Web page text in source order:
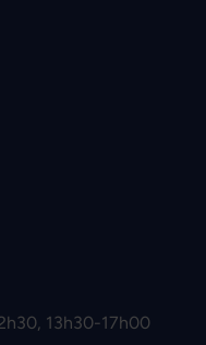
13h30-17h00